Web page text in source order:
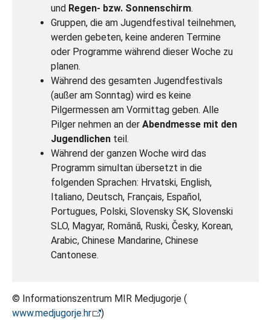
und Regen- bzw. Sonnenschirm.
Gruppen, die am Jugendfestival teilnehmen,
werden gebeten, keine anderen Termine
oder Programme während dieser Woche zu
planen.
Während des gesamten Jugendfestivals
(außer am Sonntag) wird es keine
Pilgermessen am Vormittag geben. Alle
Pilger nehmen an der Abendmesse mit den
Jugendlichen teil.
Während der ganzen Woche wird das
Programm simultan übersetzt in die
folgenden Sprachen: Hrvatski, English,
Italiano, Deutsch, Français, Español,
Portugues, Polski, Slovensky SK, Slovenski
SLO, Magyar, Română, Ruski, Česky, Korean,
Arabic, Chinese Mandarine, Chinese
Cantonese.
© Informationszentrum MIR Medjugorje (
www.medjugorje.hr
)